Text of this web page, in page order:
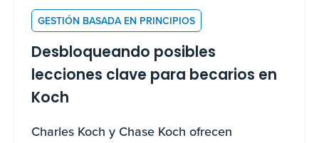
GESTIÓN BASADA EN PRINCIPIOS
Desbloqueando posibles
lecciones clave para becarios en
Koch
Charles Koch y Chase Koch ofrecen